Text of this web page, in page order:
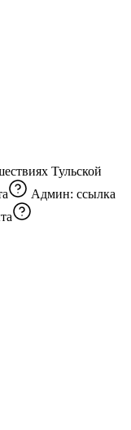
Тульской
Админ: ссылка